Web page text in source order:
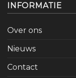
INFORMATIE
Over ons
Nieuws
Contact